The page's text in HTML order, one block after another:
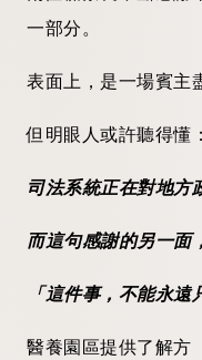
一部分。
表面上，是一場賓主
但明眼人或許聽得懂：
司法系統正在對地方
而這句感謝的另一面
「這件事，不能永遠
醫養園區提供了解